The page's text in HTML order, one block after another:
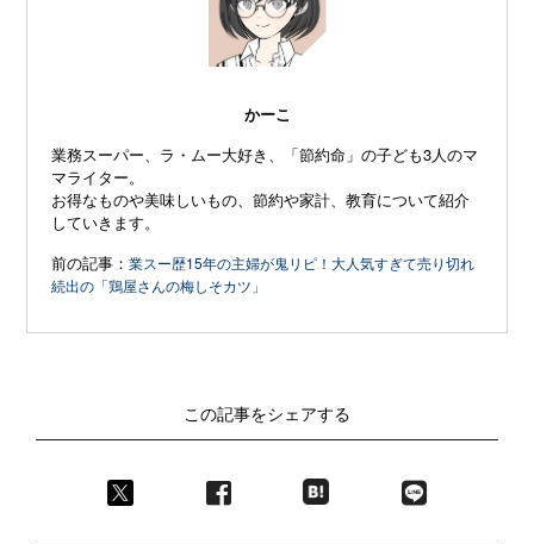
かーこ
業務スーパー、ラ・ムー大好き、「節約命」の子ども3人のマ
マライター。
お得なものや美味しいもの、節約や家計、教育について紹介
していきます。
前の記事：業スー歴15年の主婦が鬼リピ！大人気すぎて売り切れ
続出の「鶏屋さんの梅しそカツ」
この記事をシェアする